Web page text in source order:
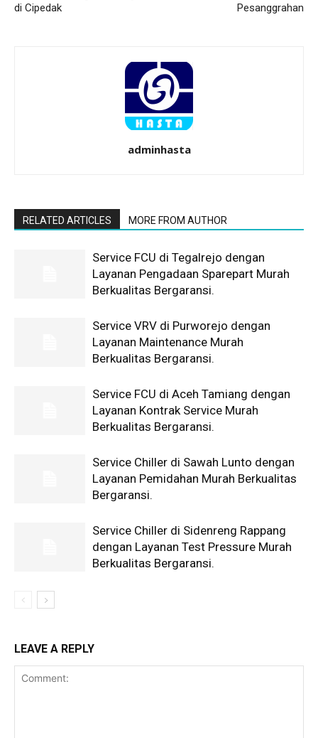
di Cipedak
Pesanggrahan
adminhasta
RELATED ARTICLES MORE FROM AUTHOR
Service FCU di Tegalrejo dengan
Layanan Pengadaan Sparepart Murah
Berkualitas Bergaransi.
Service VRV di Purworejo dengan
Layanan Maintenance Murah
Berkualitas Bergaransi.
Service FCU di Aceh Tamiang dengan
Layanan Kontrak Service Murah
Berkualitas Bergaransi.
Service Chiller di Sawah Lunto dengan
Layanan Pemidahan Murah Berkualitas
Bergaransi.
Service Chiller di Sidenreng Rappang
dengan Layanan Test Pressure Murah
Berkualitas Bergaransi.
LEAVE A REPLY